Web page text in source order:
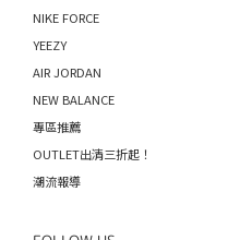
NIKE FORCE
YEEZY
AIR JORDAN
NEW BALANCE
專區推薦
OUTLET出清三折起！
潮流報導